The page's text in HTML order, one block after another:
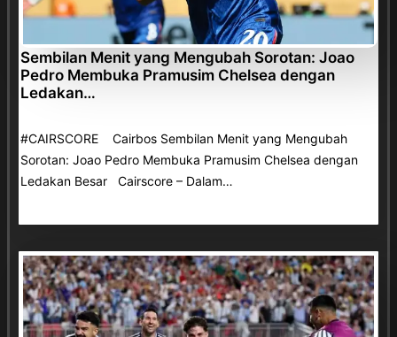
Sembilan Menit yang Mengubah Sorotan: Joao
Pedro Membuka Pramusim Chelsea dengan
Ledakan…
#CAIRSCORE Cairbos Sembilan Menit yang Mengubah
Sorotan: Joao Pedro Membuka Pramusim Chelsea dengan
Ledakan Besar Cairscore – Dalam…